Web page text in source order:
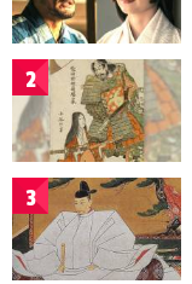
2
3